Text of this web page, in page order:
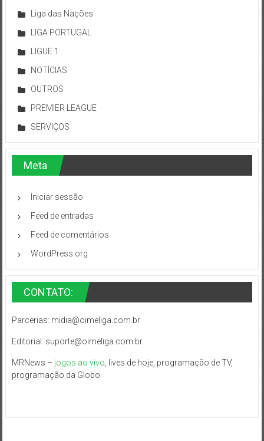
Liga das Nações
LIGA PORTUGAL
LIGUE 1
NOTÍCIAS
OUTROS
PREMIER LEAGUE
SERVIÇOS
Meta
Iniciar sessão
Feed de entradas
Feed de comentários
WordPress.org
CONTATO:
Parcerias: midia@oimeliga.com.br
Editorial: suporte@oimeliga.com.br
MRNews – jogos ao vivo , lives de hoje, programação de TV,
programação da Globo